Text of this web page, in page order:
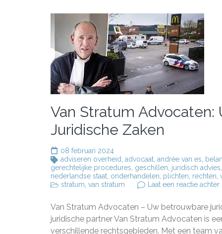
Van Stratum
Juridische Zaken
08 februari 2024
adviseren overheid advocaat andrée van es
gerechtelijke procedures geschillen juridisch advies
nederlandse staat onderhandelen plichten rechten
stratum van stratum Laat een reactie achter
Van Stratum Advocaten – Uw betrouwbare
juridische partner Van Stratum Advocaten is
verschillende rechtsgebieden. Met een team